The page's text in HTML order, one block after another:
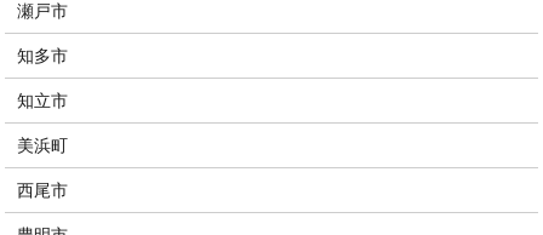
瀬戸市
知多市
知立市
美浜町
西尾市